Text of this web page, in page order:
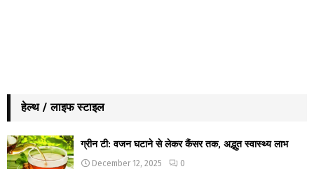
हेल्थ / लाइफ स्टाइल
ग्रीन टी: वजन घटाने से लेकर कैंसर तक, अद्भुत स्वास्थ्य लाभ
December 12, 2025 0